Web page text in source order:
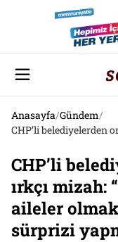
Anasayfa/Gündem/
CHP’li
ırkçı
aileler olmak
sürprizi